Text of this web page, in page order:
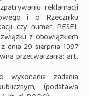
reklamacji
i o Rzeczniku
czy numer PESEL
z obowiązkiem
dnia 29 sierpnia 1997
przetwarzania: art.
zadania
(podstawa